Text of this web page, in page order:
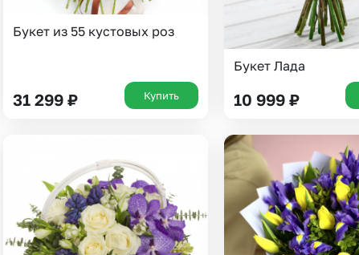
Или выберите из популярных
Москва и МО
Санкт-Петербург
Самара
Казань
Уфа
Новосибирск
Омск
Волгоград
Воронеж
Букет из 55 кустовых роз
31 299 ₽ Купить
Букет Лада
10 999 ₽